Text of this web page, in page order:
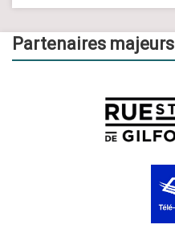
Partenaires majeurs